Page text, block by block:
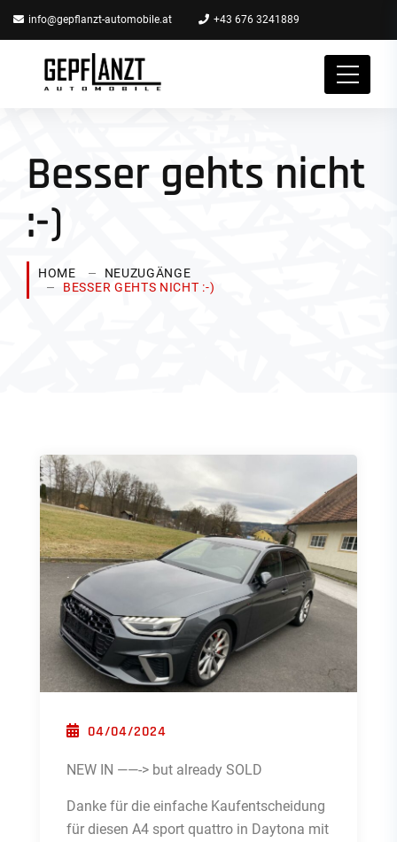
info@gepflanzt-automobile.at +43 676 3241889
Besser gehts nicht
:-)
HOME
NEUZUGÄNGE
BESSER GEHTS NICHT :-)
POSTED ON
04/04/2024
NEW IN ——-> but already SOLD
Danke für die einfache Kaufentscheidung
für diesen A4 sport quattro in Daytona mit